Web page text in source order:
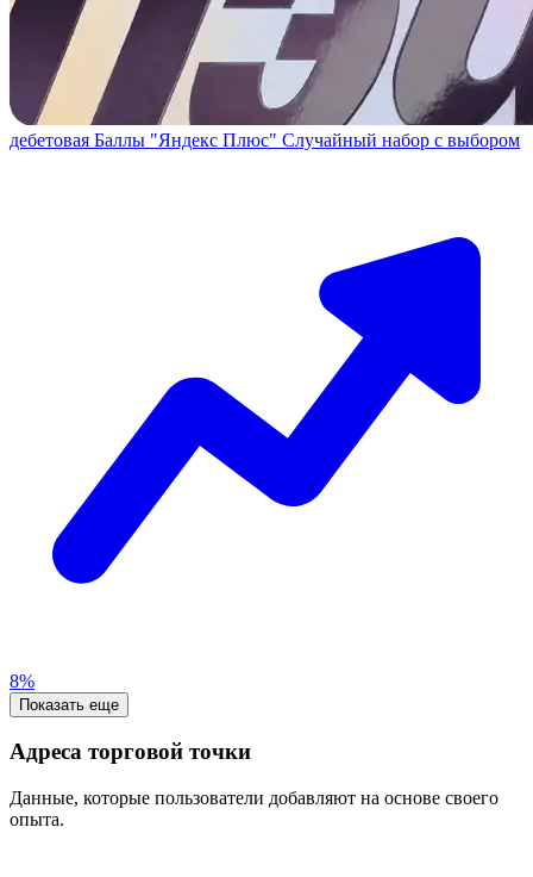
дебетовая Баллы "Яндекс Плюс" Случайный набор с выбором
8%
Показать еще
Адреса торговой точки
Данные, которые пользователи добавляют на основе своего
опыта.